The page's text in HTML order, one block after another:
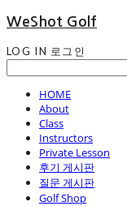
WeShot Golf
LOG IN 로그인
HOME
About
Class
Instructors
Private Lesson
후기 게시판
질문 게시판
Golf Shop